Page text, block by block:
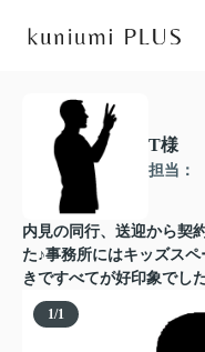
T様
担当：
内見の同行、送迎から契
た♪事務所にはキッズス
きですべてが好印象でし
1/1